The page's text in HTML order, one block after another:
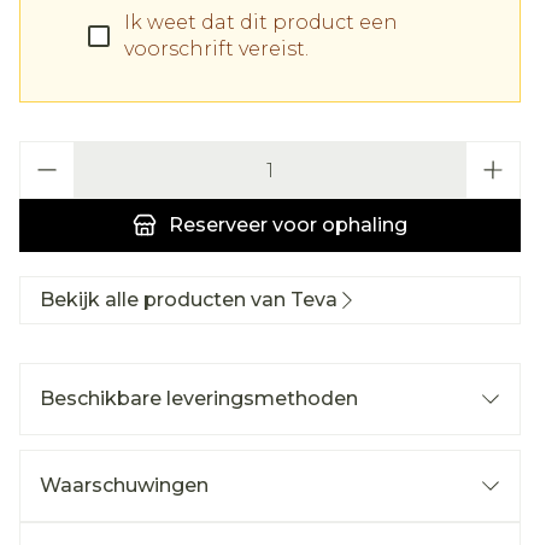
Ik weet dat dit product een
voorschrift vereist.
Reserveer voor ophaling
Bekijk alle producten van Teva
Beschikbare leveringsmethoden
Waarschuwingen